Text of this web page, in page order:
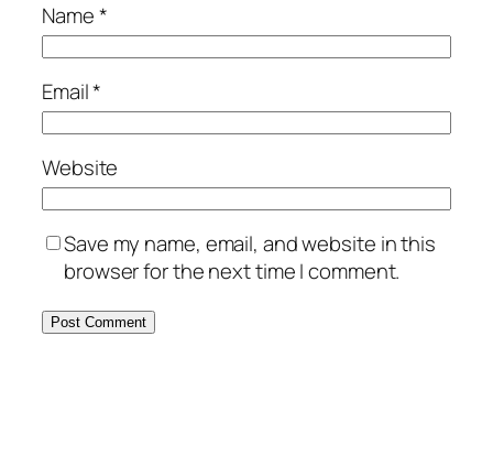
Name*
Email*
Website
Save my name, email, and website in this
browser for the next time I comment.